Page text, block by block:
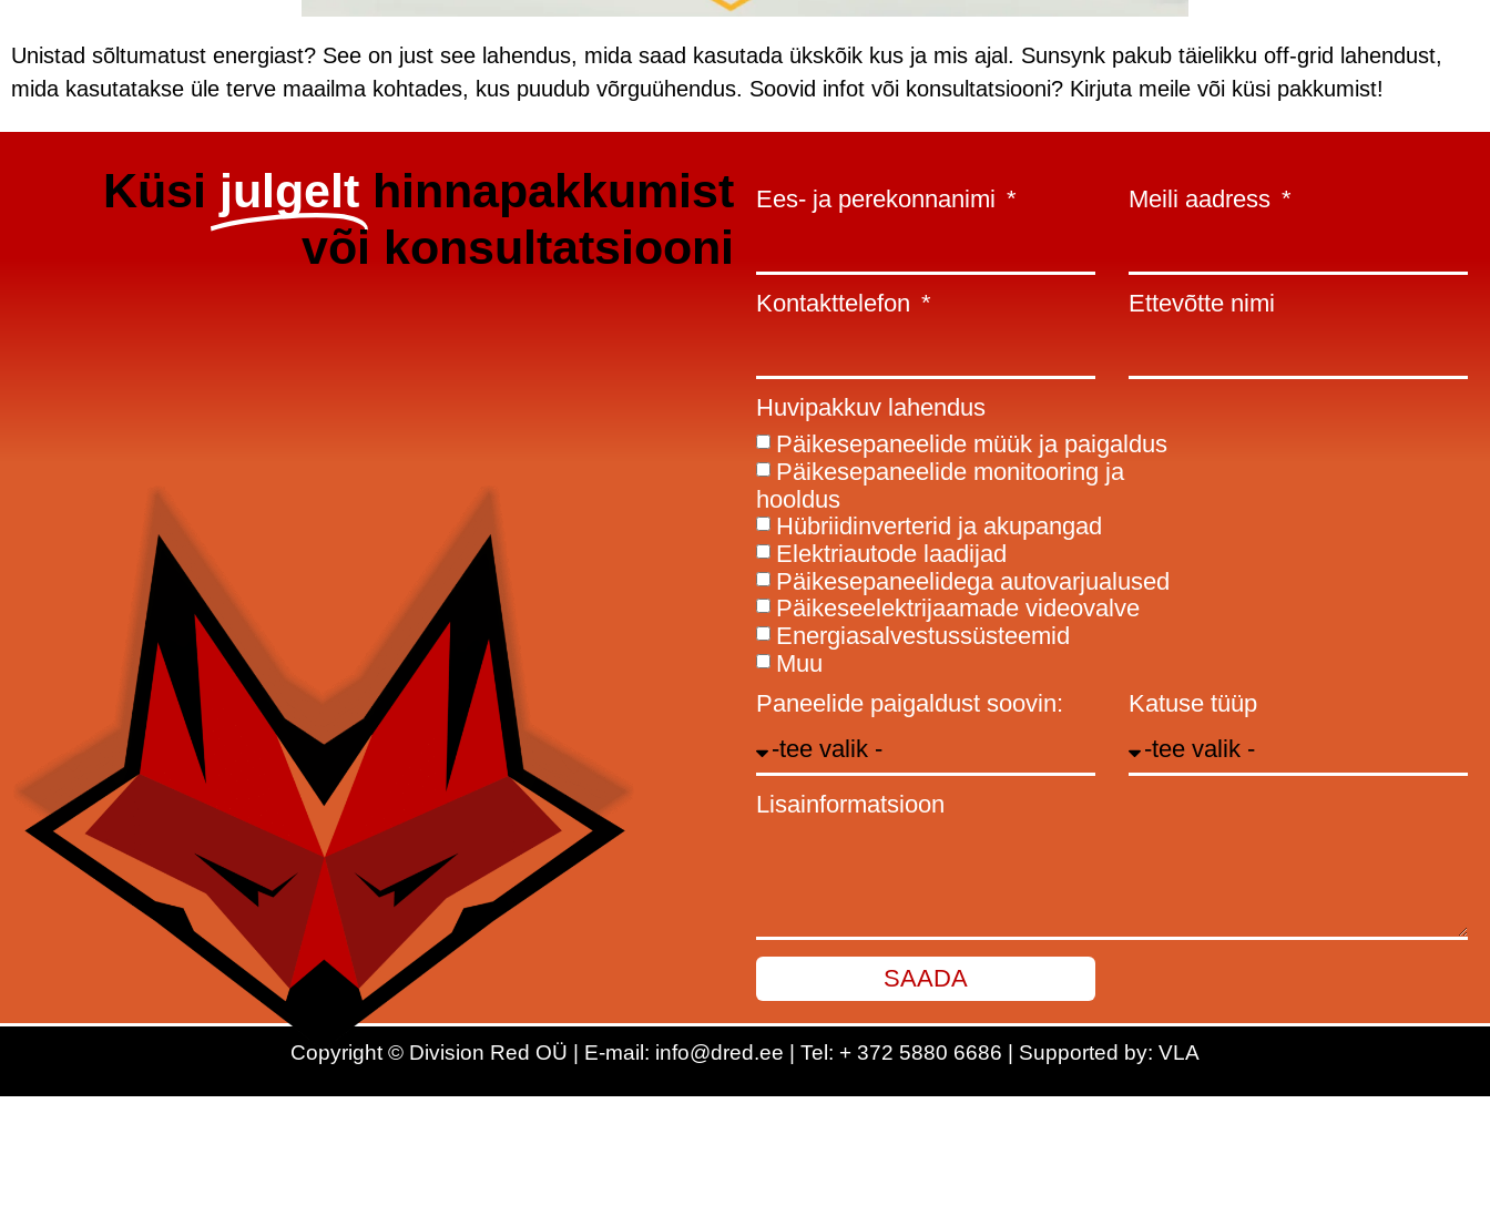
Unistad sõltumatust energiast? See on just see lahendus, mida saad kasutada ükskõik kus ja mis ajal. Sunsynk pakub täielikku off-grid lahendust,
mida kasutatakse üle terve maailma kohtades, kus puudub võrguühendus. Soovid infot või konsultatsiooni? Kirjuta meile või küsi pakkumist!
Küsi julgelt hinnapakkumist
või konsultatsiooni
Ees- ja perekonnanimi Meili aadress
Kontakttelefon Ettevõtte nimi
Huvipakkuv lahendus
Päikesepaneelide müük ja paigaldus
Päikesepaneelide monitooring ja
hooldus
Hübriidinverterid ja akupangad
Elektriautode laadijad
Päikesepaneelidega autovarjualused
Päikeseelektrijaamade videovalve
Energiasalvestussüsteemid
Muu
Paneelide paigaldust soovin:
Katuse tüüp
Lisainformatsioon
SAADA
Copyright © Division Red OÜ | E-mail: info@dred.ee | Tel: + 372 5880 6686 | Supported by: VLA